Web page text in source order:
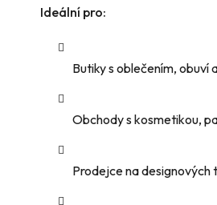
Ideální pro:
Butiky s oblečením, obuví
Obchody s kosmetikou,
Prodejce na designových